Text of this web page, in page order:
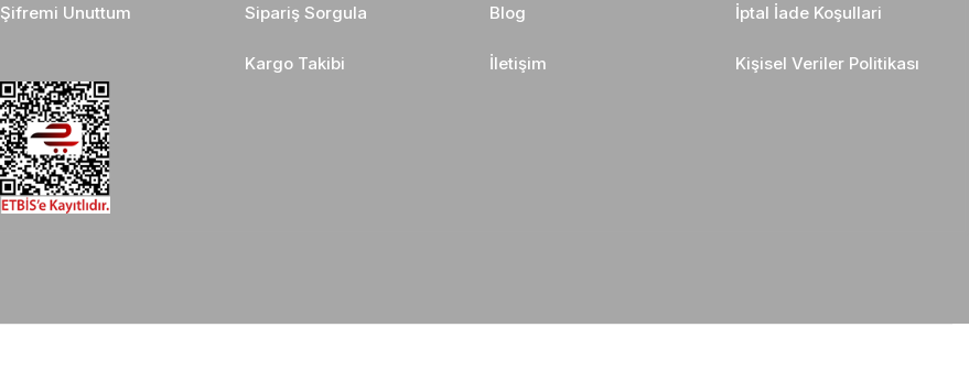
Şifremi Unuttum Sipariş Sorgula
Kargo Takibi
Blog
İletişim
İptal İade Koşullari
Kişisel Veriler Politikası